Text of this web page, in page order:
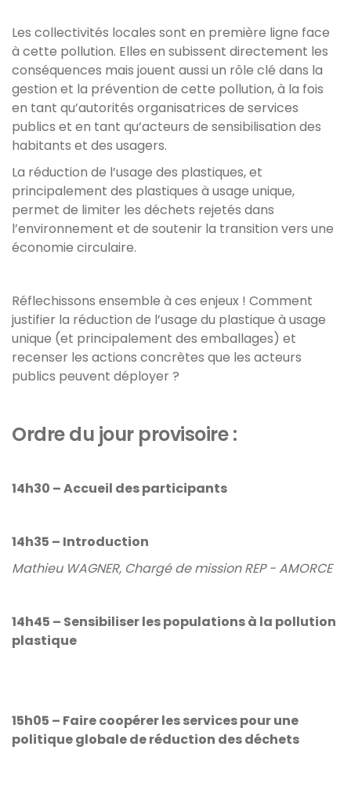
Les collectivités locales sont en première ligne face
à cette pollution. Elles en subissent directement les
conséquences mais jouent aussi un rôle clé dans la
gestion et la prévention de cette pollution, à la fois
en tant qu’autorités organisatrices de services
publics et en tant qu’acteurs de sensibilisation des
habitants et des usagers.
La réduction de l’usage des plastiques, et
principalement des plastiques à usage unique,
permet de limiter les déchets rejetés dans
l’environnement et de soutenir la transition vers une
économie circulaire.
Réflechissons ensemble à ces enjeux ! Comment
justifier la réduction de l’usage du plastique à usage
unique (et principalement des emballages) et
recenser les actions concrètes que les acteurs
publics peuvent déployer ?
Ordre du jour provisoire :
14h30 – Accueil des participants
14h35 – Introduction
Mathieu WAGNER, Chargé de mission REP - AMORCE
14h45 – Sensibiliser les populations à la pollution
plastique
15h05 – Faire coopérer les services pour une
politique globale de réduction des déchets